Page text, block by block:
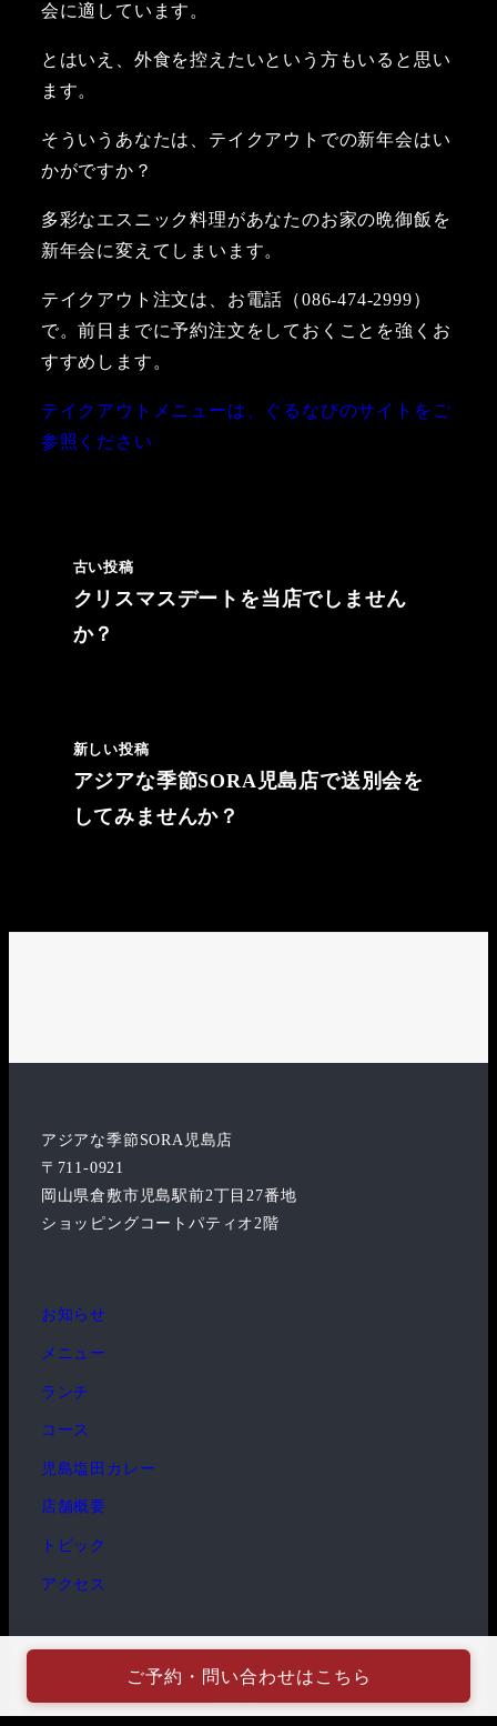
会に適しています。
とはいえ、外食を控えたいという方もいると思い
ます。
そういうあなたは、テイクアウトでの新年会はい
かがですか？
多彩なエスニック料理があなたのお家の晩御飯を
新年会に変えてしまいます。
テイクアウト注文は、お電話（086-474-2999）
で。前日までに予約注文をしておくことを強くお
すすめします。
テイクアウトメニューは、ぐるなびのサイトをご
参照ください
古い投稿
クリスマスデートを当店でしません
か？
新しい投稿
アジアな季節SORA児島店で送別会を
してみませんか？
アジアな季節SORA児島店
〒711-0921
岡山県倉敷市児島駅前2丁目27番地
ショッピングコートパティオ2階
お知らせ
メニュー
ランチ
コース
児島塩田カレー
店舗概要
トピック
アクセス
ご予約・問い合わせはこちら